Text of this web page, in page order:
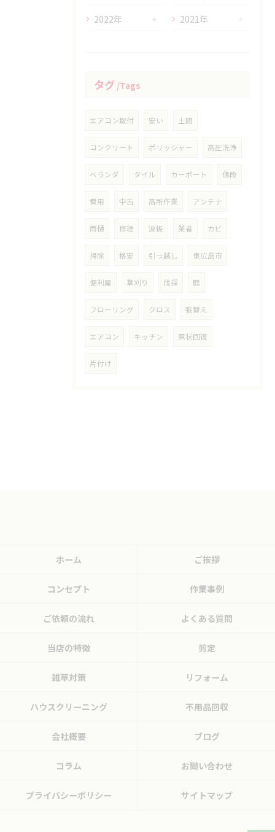
2022年 2021年
タグ Tags
エアコン取付 安い 土間
コンクリート ポリッシャー 高圧洗浄
ベランダ タイル カーポート 値段
費用 中古 高所作業 アンテナ
雨樋 修理 波板 業者 カビ
掃除 格安 引っ越し 東広島市
便利屋 草刈り 伐採 庭
フローリング クロス 張替え
エアコン キッチン 原状回復
片付け
ホーム ご挨拶
コンセプト 作業事例
ご依頼の流れ よくある質問
当店の特徴 剪定
雑草対策 リフォーム
ハウスクリーニング 不用品回収
会社概要 ブログ
コラム お問い合わせ
プライバシーポリシー サイトマップ